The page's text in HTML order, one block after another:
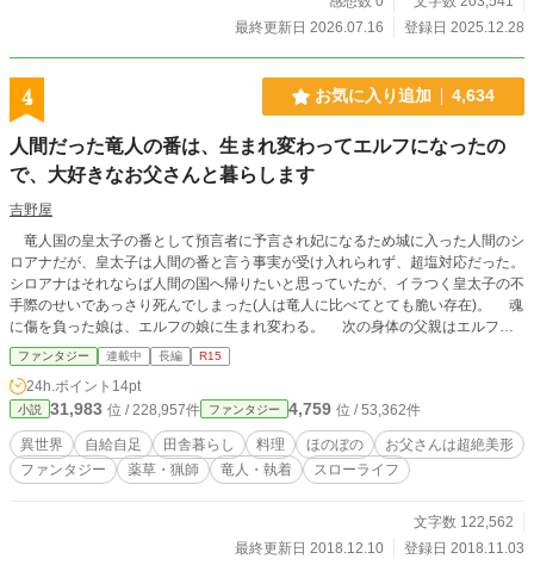
最終更新日 2026.07.16
登録日 2025.12.28
4 お気に入り追加 4,634
人間だった竜人の番は、生まれ変わってエルフになったの
で、大好きなお父さんと暮らします
吉野屋
竜人国の皇太子の番として預言者に予言され妃になるため城に入った人間のシ
ロアナだが、皇太子は人間の番と言う事実が受け入れられず、超塩対応だった。
シロアナはそれならば人間の国へ帰りたいと思っていたが、イラつく皇太子の不
手際のせいであっさり死んでしまった(人は竜人に比べてとても脆い存在)。 魂
に傷を負った娘は、エルフの娘に生まれ変わる。 次の身体の父親はエルフの
最高位の大魔術師を退き、妻が命と引き換えに生んだ娘と森で暮らす事を選んだ
男だった。 【完結したお話を現在改稿中です。改稿しだい順次お話しをUPして
行きます】
ファンタジー 連載中 長編 R15
24h.ポイント 14pt
小説 31,983 位 / 228,957件 ファンタジー 4,759 位 / 53,362件
異世界 自給自足 田舎暮らし 料理 ほのぼの
お父さんは超絶美形
ファンタジー
薬草・猟師 竜人・執着 スローライフ
文字数 122,562
最終更新日 2018.12.10
登録日 2018.11.03